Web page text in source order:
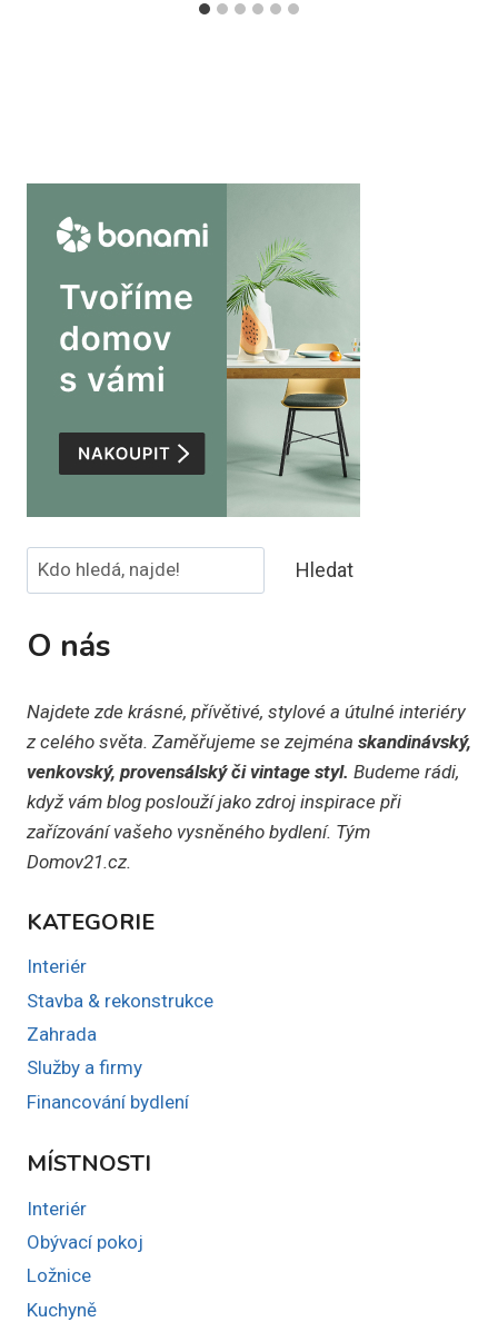
Hledat Hledat
O nás
Najdete zde krásné, přívětivé, stylové a útulné interiéry
z celého světa. Zaměřujeme se zejména skandinávský,
venkovský, provensálský či vintage styl. Budeme rádi,
když vám blog poslouží jako zdroj inspirace při
zařízování vašeho vysněného bydlení. Tým
Domov21.cz.
KATEGORIE
Interiér
Stavba & rekonstrukce
Zahrada
Služby a firmy
Financování bydlení
MÍSTNOSTI
Interiér
Obývací pokoj
Ložnice
Kuchyně